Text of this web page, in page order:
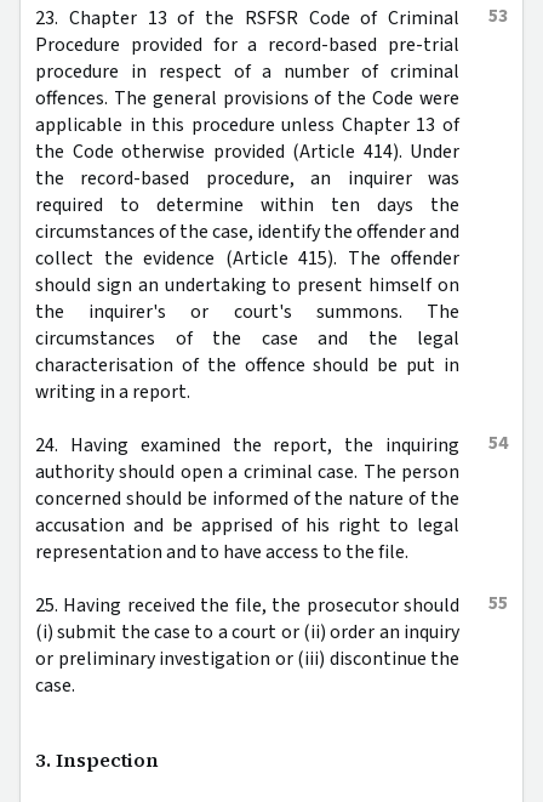
53
23. Chapter 13 of the RSFSR Code of Criminal
Procedure provided for a record-based pre-trial
procedure in respect of a number of criminal
offences. The general provisions of the Code were
applicable in this procedure unless Chapter 13 of
the Code otherwise provided (Article 414). Under
the record-based procedure, an inquirer was
required to determine within ten days the
circumstances of the case, identify the offender and
collect the evidence (Article 415). The offender
should sign an undertaking to present himself on
the inquirer's or court's summons. The
circumstances of the case and the legal
characterisation of the offence should be put in
writing in a report.
54
24. Having examined the report, the inquiring
authority should open a criminal case. The person
concerned should be informed of the nature of the
accusation and be apprised of his right to legal
representation and to have access to the file.
55
25. Having received the file, the prosecutor should
(i) submit the case to a court or (ii) order an inquiry
or preliminary investigation or (iii) discontinue the
case.
3. Inspection